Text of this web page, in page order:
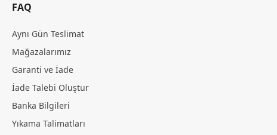
FAQ
Aynı Gün Teslimat
Mağazalarımız
Garanti ve İade
İade Talebi Oluştur
Banka Bilgileri
Yıkama Talimatları